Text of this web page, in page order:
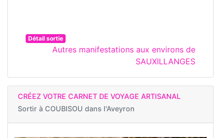
Détail sortie
Autres manifestations aux environs de
SAUXILLANGES
CRÉEZ VOTRE CARNET DE VOYAGE ARTISANAL
Sortir à COUBISOU dans l'Aveyron